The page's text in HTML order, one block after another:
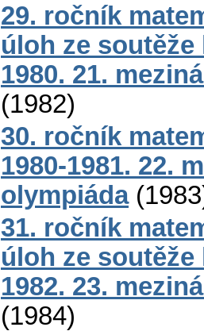
29. ročník
úloh ze
1980. 21.
(1982)
30. ročník
1980-1981. 22.
olympiáda (1983
31. ročník
úloh ze
1982. 23.
(1984)